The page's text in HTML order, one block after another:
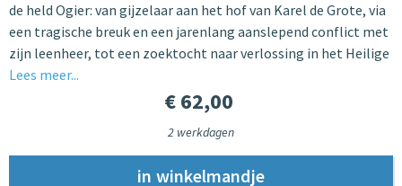
de held Ogier: van gijzelaar aan het hof van Karel de Grote, via
een tragische breuk en een jarenlang aanslepend conflict met
zijn leenheer, tot een zoektocht naar verlossing in het Heilige
Lees meer...
€ 62,00
2 werkdagen